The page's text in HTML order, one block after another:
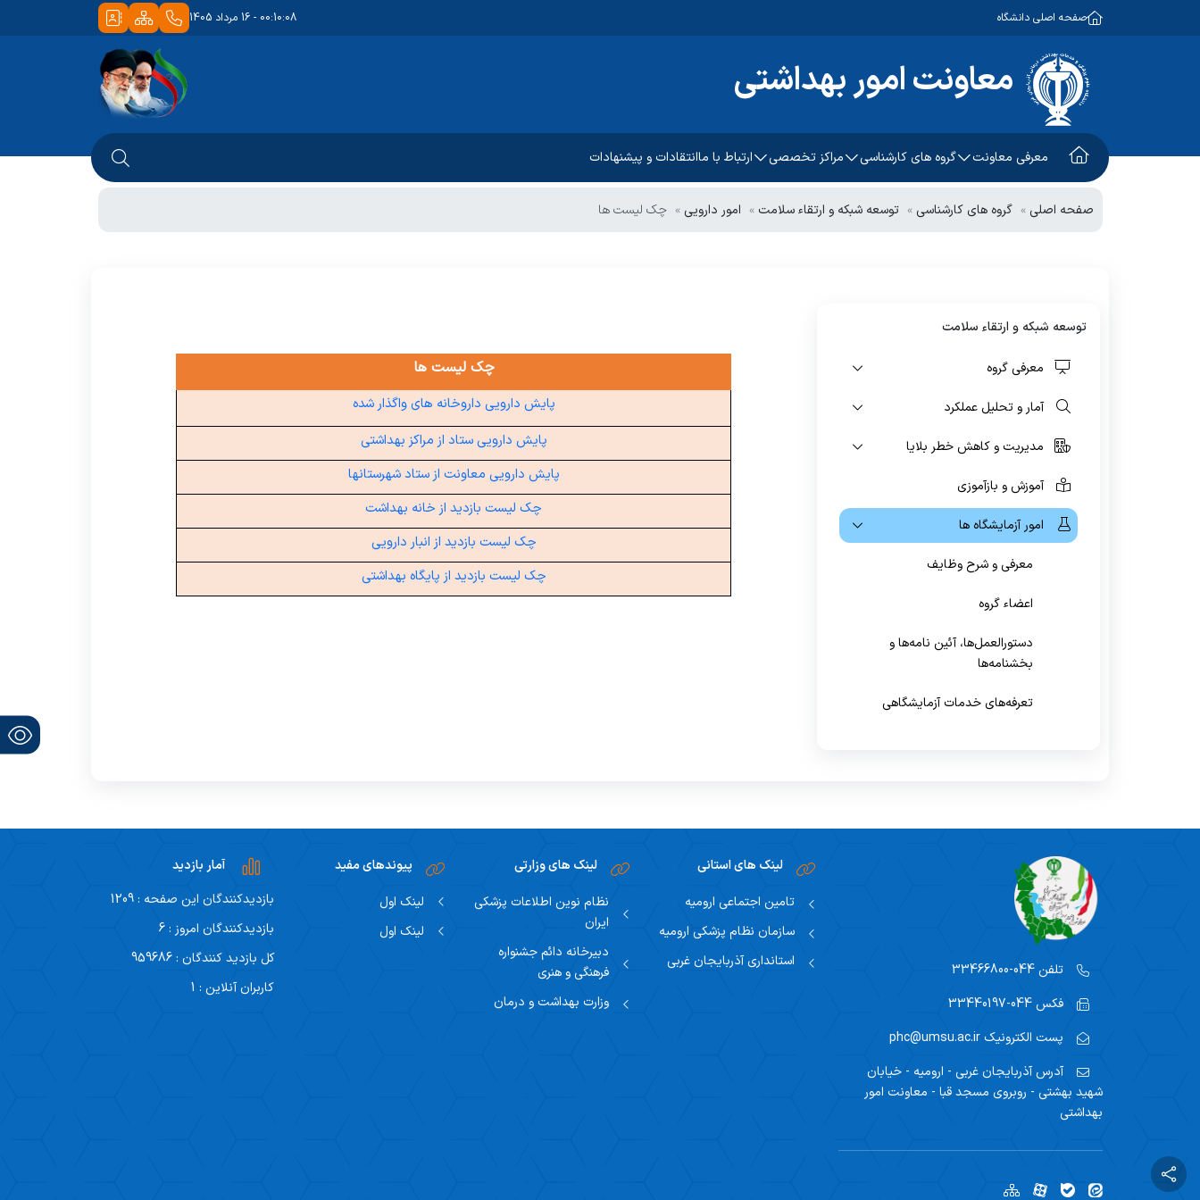
صفحه اصلی دانشگاه 00:10:08 - 16 مرداد 1405
معاونت امور بهداشتی
معرفی معاونت
معاون امور بهداشتی
گروه های کارشناسی
آموزش و ارتقاء سلامت
واگیر
پیشگیری و مبارزه با بیماریهای
مراکز تخصصی
طب کار
ارتباط با ماانتقادات و پیشنهادات
صفحه اصلی گروه های کارشناسی توسعه شبکه و ارتقاء سلامت امور دارویی چک لیست ها
توسعه شبکه و ارتقاء سلامت
معرفی گروه
آمار و تحلیل عملکرد
مدیریت و کاهش خطر بلایا
آموزش و بازآموزی
امور آزمایشگاه ها
معرفی و شرح وظایف
اعضاء گروه
دستورالعمل‌ها، آئین نامه‌ها و
بخشنامه‌ها
تعرفه‌های خدمات آزمایشگاهی
ایمنی زیستی
پزشک خانواده
نیروی انسانی
تجهیزات پزشکی
آموزش بهورزی
چک لیست ها
پایش دارویی داروخانه های واگذار شده
پایش دارویی ستاد از مراکز بهداشتی
پایش دارویی معاونت از ستاد شهرستانها
چک لیست بازدید از خانه بهداشت
چک لیست بازدید از انبار دارویی
چک لیست بازدید از پایگاه بهداشتی
تلفن 044-33466800
فکس 044-33440197
پست الکترونیک phc@umsu.ac.ir
آدرس آذربایجان غربی - ارومیه - خیابان
شهید بهشتی - روبروی مسجد قبا - معاونت امور
بهداشتی
لینک های استانی
تامین اجتماعی ارومیه
سازمان نظام پزشکی ارومیه
استانداری آذربایجان غربی
لینک های وزارتی
نظام نوین اطلاعات پزشکی
ایران
دبیرخانه دائم جشنواره
فرهنگی و هنری
وزارت بهداشت و درمان
پیوندهای مفید
لینک اول
لینک اول
آمار بازدید
بازدیدکنندگان این صفحه : 1209
بازدیدکنندگان امروز : 6
کل بازدید کنندگان : 959686
کاربران آنلاین : 1